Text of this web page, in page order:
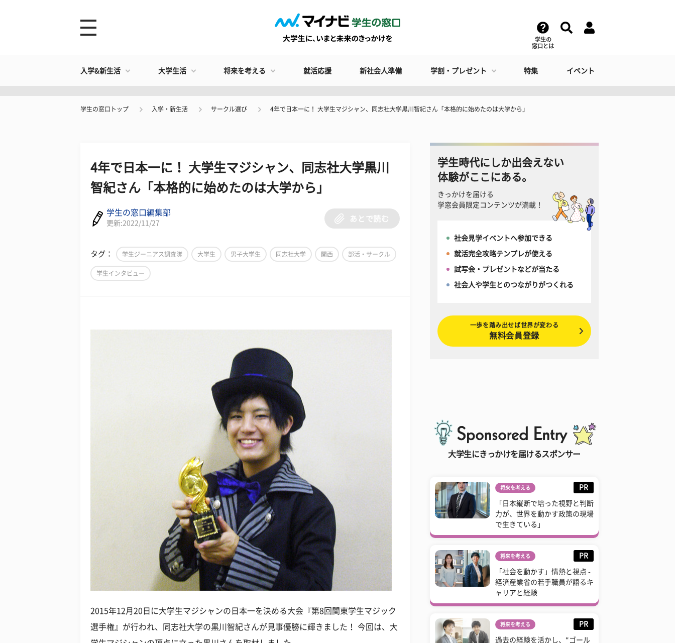
学生の
窓口とは
入学&新生活 大学生活 将来を考える 就活応援 新社会人準備 学割・プレゼント 特集 イベント
学生の窓口トップ 入学・新生活 サークル選び 4年で日本一に！ 大学生マジシャン、同志社大学黒川智紀さん「本格的に始めたのは大学から」
4年で日本一に！ 大学生マジシャン、同志社大学黒川
智紀さん「本格的に始めたのは大学から」
学生の窓口編集部
更新:2022/11/27
あとで読む
タグ： 学生ジーニアス調査隊 大学生 男子大学生 同志社大学 関西 部活・サークル
学生インタビュー
2015年12月20日に大学生マジシャンの日本一を決める大会『第8回関東学生マジック
選手権』が行われ、同志社大学の黒川智紀さんが見事優勝に輝きました！ 今回は、大
学生時代にしか出会えない
体験がここにある。
きっかけを届ける
学窓会員限定コンテンツが満載！
社会見学イベントへ参加できる
就活完全攻略テンプレが使える
試写会・プレゼントなどが当たる
社会人や学生とのつながりがつくれる
一歩を踏み出せば世界が変わる
無料会員登録
大学生にきっかけを届けるスポンサー
将来を考える PR
「日本縦断で培った視野と判断
力が、世界を動かす政策の現場
で生きている」
将来を考える PR
「社会を動かす」情熱と視点 -
経済産業省の若手職員が語るキ
ャリアと経験
将来を考える PR
過去の経験を活かし、“ゴール